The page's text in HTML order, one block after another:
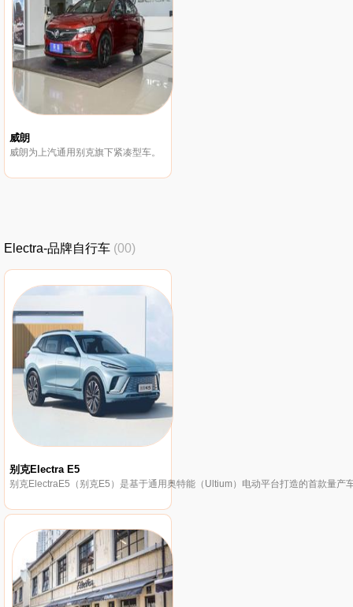
威朗
威朗为上汽通用别克旗下紧凑型车。
Electra-品牌自行车 (00)
别克Electra E5
别克ElectraE5（别克E5）是基于通用奥特能（Ultium）电动平台打造的首款量产